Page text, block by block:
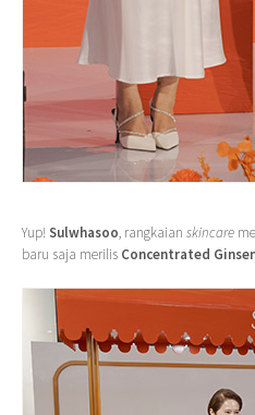
Yup! Sulwhasoo, rangkaian skincare
baru saja merilis Concentrated